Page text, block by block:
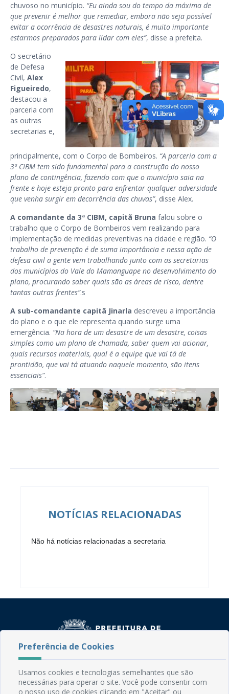
chuvoso no município. “Eu ainda sou do tempo da máxima de
que prevenir é melhor que remediar, embora não seja possível
evitar a ocorrência de desastres naturais, é muito importante
estarmos preparados para lidar com eles”, disse a prefeita.
O secretário
de Defesa
Civil, Alex
Figueiredo,
destacou a
parceria com
as outras
secretarias e,
principalmente, com o Corpo de Bombeiros. “A parceria com a
3ª CIBM tem sido fundamental para a construção do nosso
plano de contingência, fazendo com que o município saia na
frente e hoje esteja pronto para enfrentar qualquer adversidade
que venha surgir em decorrência das chuvas”, disse Alex.
A comandante da 3ª CIBM, capitã Bruna falou sobre o
trabalho que o Corpo de Bombeiros vem realizando para
implementação de medidas preventivas na cidade e região. “O
trabalho de prevenção é de suma importância e nessa ação de
defesa civil a gente vem trabalhando junto com as secretarias
dos municípios do Vale do Mamanguape no desenvolvimento do
plano, procurando saber quais são as áreas de risco, dentre
tantas outras frentes”.s
A sub-comandante capitã Jinarla descreveu a importância
do plano e o que ele representa quando surge uma
emergência. “Na hora de um desastre de um desastre, coisas
simples como um plano de chamada, saber quem vai acionar,
quais recursos materiais, qual é a equipe que vai tá de
prontidão, que vai tá atuando naquele momento, são itens
essenciais”.
NOTÍCIAS RELACIONADAS
Não há notícias relacionadas a secretaria
Rua do Imperador, 78, Centro
CEP: 58.280-000 - Mamanguape/PB
Preferência de Cookies
Usamos cookies e tecnologias semelhantes que são
necessárias para operar o site. Você pode consentir com
o nosso uso de cookies clicando em "Aceitar" ou